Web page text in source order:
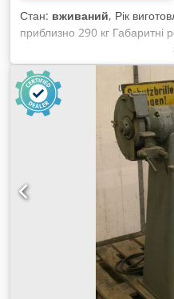
Стан: вживаний, Рік
приблизно 290 кг Габаритні
840 мм Джерело живлення
зварювання вольфрамовим
(TIG/WIG) для зварювання на
та для зварювання на
версія), який базується на
формування зварювальної
Hermann GmbH.
вищої швидкості
якості шва та зниженні
кращий провар, зниження
менша твердість перехідних
можливість відмови від
характеристики Тип
Eopfx Al Ajkr Мережова
Діапазон регулювання: 10 –